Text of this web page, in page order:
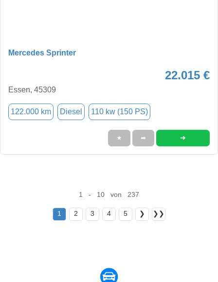
Mercedes Sprinter
22.015 €
Essen, 45309
122.000 km Diesel 110 kw (150 PS)
★ ➦ ➜
1 - 10 von 237
1 2 3 4 5 ❯ ❯❯